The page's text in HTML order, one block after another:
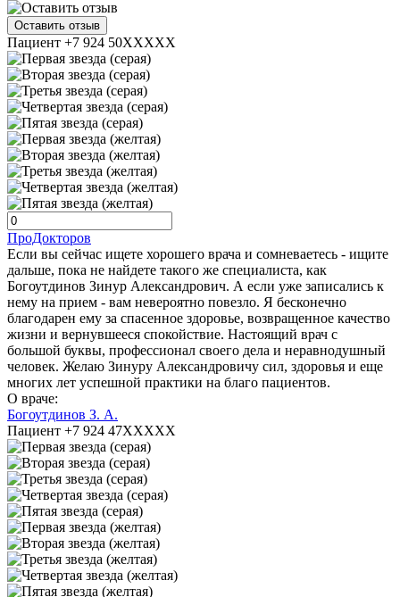
Оставить отзыв
Пациент +7 924 50XXXXX
ПроДокторов
Если вы сейчас ищете хорошего врача и сомневаетесь - ищите
дальше, пока не найдете такого же специалиста, как
Богоутдинов Зинур Александрович. А если уже записались к
нему на прием - вам невероятно повезло. Я бесконечно
благодарен ему за спасенное здоровье, возвращенное качество
жизни и вернувшееся спокойствие. Настоящий врач с
большой буквы, профессионал своего дела и неравнодушный
человек. Желаю Зинуру Александровичу сил, здоровья и еще
многих лет успешной практики на благо пациентов.
О враче:
Богоутдинов З. А.
Пациент +7 924 47XXXXX